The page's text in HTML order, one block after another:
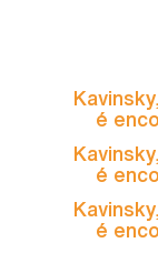
é
é
é